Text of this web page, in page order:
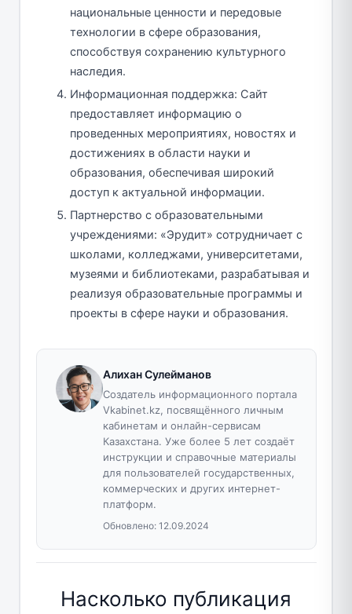
национальные ценности и передовые
технологии в сфере образования,
способствуя сохранению культурного
наследия.
Информационная поддержка: Сайт
предоставляет информацию о
проведенных мероприятиях, новостях и
достижениях в области науки и
образования, обеспечивая широкий
доступ к актуальной информации.
Партнерство с образовательными
учреждениями: «Эрудит» сотрудничает с
школами, колледжами, университетами,
музеями и библиотеками, разрабатывая и
реализуя образовательные программы и
проекты в сфере науки и образования.
Алихан Сулейманов
Создатель информационного портала
Vkabinet.kz, посвящённого личным
кабинетам и онлайн-сервисам
Казахстана. Уже более 5 лет создаёт
инструкции и справочные материалы
для пользователей государственных,
коммерческих и других интернет-
платформ.
Обновлено: 12.09.2024
Насколько публикация